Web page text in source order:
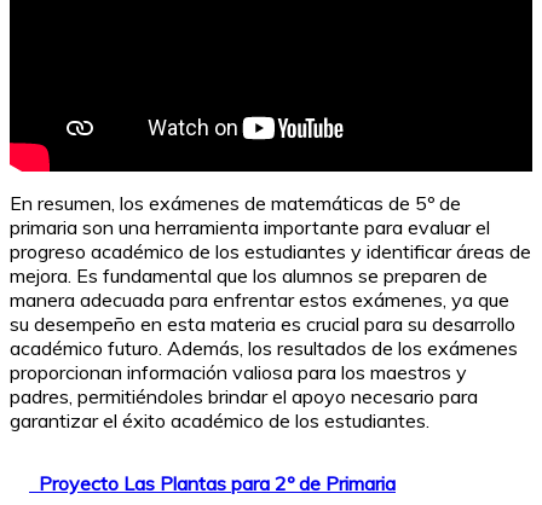
En resumen, los exámenes de matemáticas de 5º de
primaria son una herramienta importante para evaluar el
progreso académico de los estudiantes y identificar áreas de
mejora. Es fundamental que los alumnos se preparen de
manera adecuada para enfrentar estos exámenes, ya que
su desempeño en esta materia es crucial para su desarrollo
académico futuro. Además, los resultados de los exámenes
proporcionan información valiosa para los maestros y
padres, permitiéndoles brindar el apoyo necesario para
garantizar el éxito académico de los estudiantes.
Proyecto Las Plantas para 2º de Primaria